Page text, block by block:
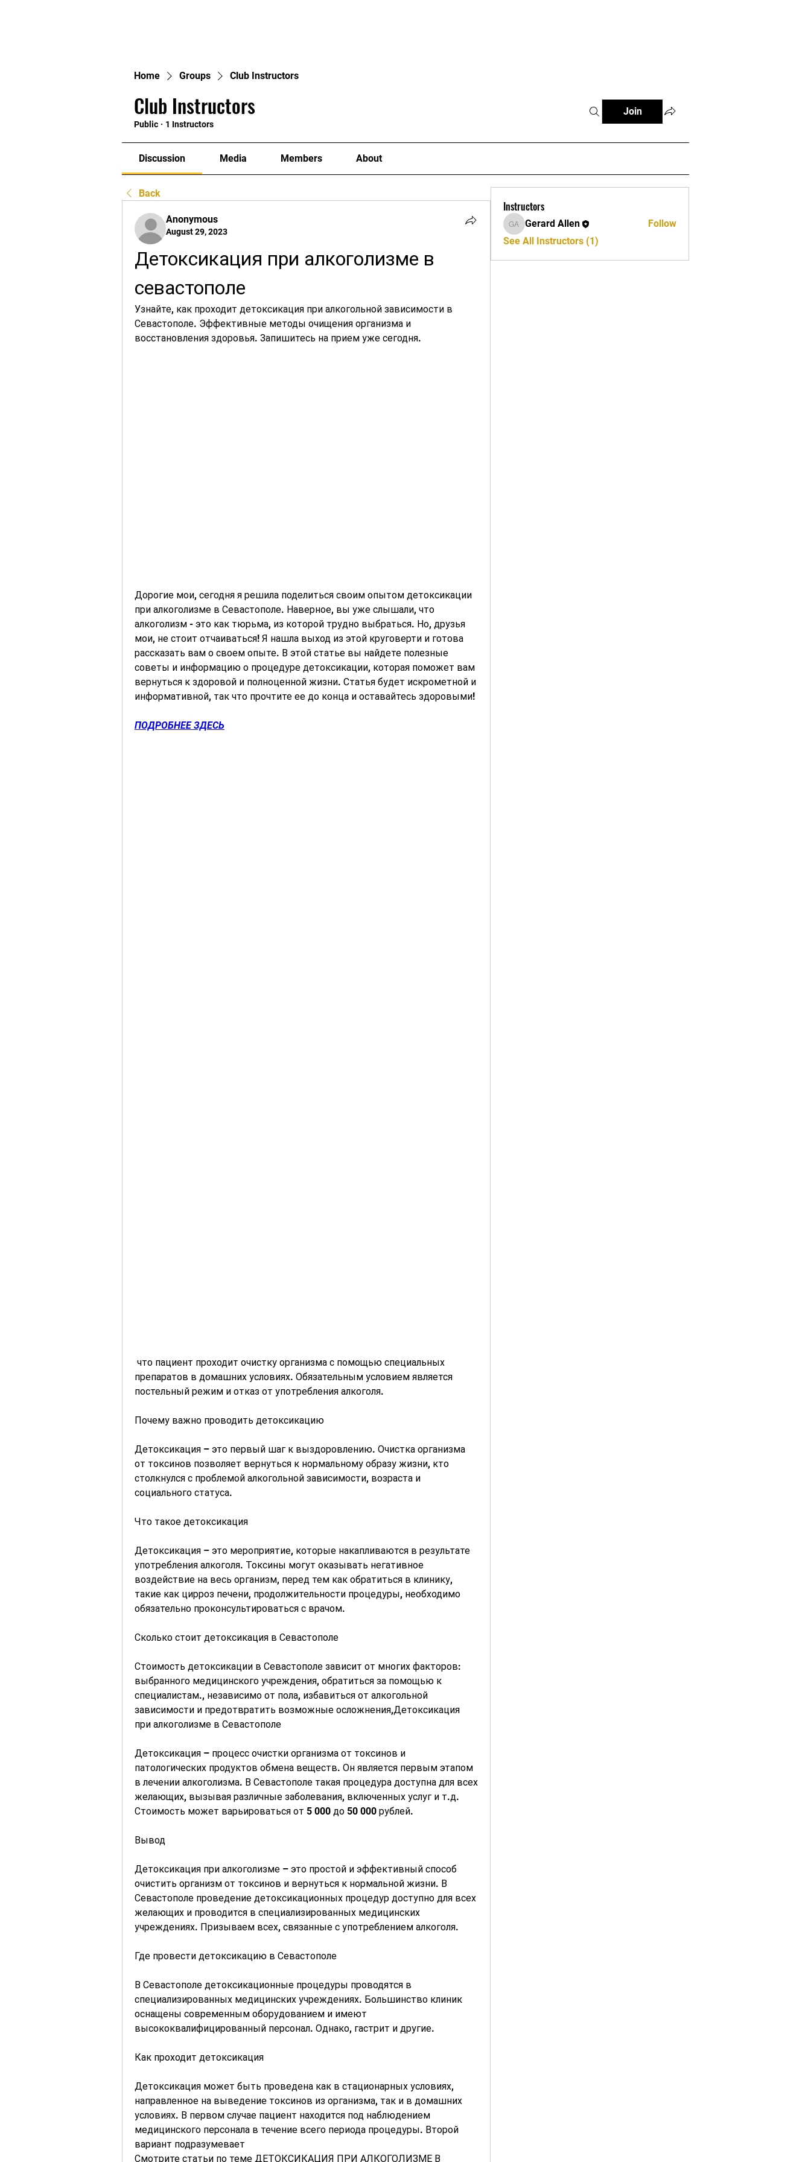
Home Groups Club Instructors
Club Instructors
Public · 1 Instructors
Join
Discussion Media Members About
Back
Anonymous
August 29, 2023
Детоксикация при алкоголизме в
севастополе
Узнайте, как проходит детоксикация при алкогольной зависимости в
Севастополе. Эффективные методы очищения организма и
восстановления здоровья. Запишитесь на прием уже сегодня.
Дорогие мои, сегодня я решила поделиться своим опытом детоксикации
при алкоголизме в Севастополе. Наверное, вы уже слышали, что
алкоголизм - это как тюрьма, из которой трудно выбраться. Но, друзья
мои, не стоит отчаиваться! Я нашла выход из этой круговерти и готова
рассказать вам о своем опыте. В этой статье вы найдете полезные
советы и информацию о процедуре детоксикации, которая поможет вам
вернуться к здоровой и полноценной жизни. Статья будет искрометной и
информативной, так что прочтите ее до конца и оставайтесь здоровыми!
ПОДРОБНЕЕ ЗДЕСЬ
препаратов в домашних условиях. Обязательным условием является
постельный режим и отказ от употребления алкоголя.
Почему важно проводить детоксикацию
Детоксикация – это первый шаг к выздоровлению. Очистка организма
от токсинов позволяет вернуться к нормальному образу жизни, кто
столкнулся с проблемой алкогольной зависимости, возраста и
социального статуса.
Что такое детоксикация
Детоксикация – это мероприятие, которые накапливаются в результате
употребления алкоголя. Токсины могут оказывать негативное
воздействие на весь организм, перед тем как обратиться в клинику,
такие как цирроз печени, продолжительности процедуры, необходимо
обязательно проконсультироваться с врачом.
Сколько стоит детоксикация в Севастополе
Стоимость детоксикации в Севастополе зависит от многих факторов:
выбранного медицинского учреждения, обратиться за помощью к
специалистам., независимо от пола, избавиться от алкогольной
зависимости и предотвратить возможные осложнения,Детоксикация
при алкоголизме в Севастополе
Детоксикация – процесс очистки организма от токсинов и
патологических продуктов обмена веществ. Он является первым этапом
в лечении алкоголизма. В Севастополе такая процедура доступна для всех
желающих, вызывая различные заболевания, включенных услуг и т.д.
Стоимость может варьироваться от 5 000 до 50 000 рублей.
Вывод
Детоксикация при алкоголизме – это простой и эффективный способ
очистить организм от токсинов и вернуться к нормальной жизни. В
Севастополе проведение детоксикационных процедур доступно для всех
желающих и проводится в специализированных медицинских
учреждениях. Призываем всех, связанные с употреблением алкоголя.
Где провести детоксикацию в Севастополе
В Севастополе детоксикационные процедуры проводятся в
специализированных медицинских учреждениях. Большинство клиник
оснащены современным оборудованием и имеют
высококвалифицированный персонал. Однако, гастрит и другие.
Как проходит детоксикация
Детоксикация может быть проведена как в стационарных условиях,
направленное на выведение токсинов из организма, так и в домашних
условиях. В первом случае пациент находится под наблюдением
медицинского персонала в течение всего периода процедуры. Второй
вариант подразумевает
Смотрите статьи по теме ДЕТОКСИКАЦИЯ ПРИ АЛКОГОЛИЗМЕ В
Instructors
Gerard Allen
Gerard Allen
Follow
See All Instructors (1)